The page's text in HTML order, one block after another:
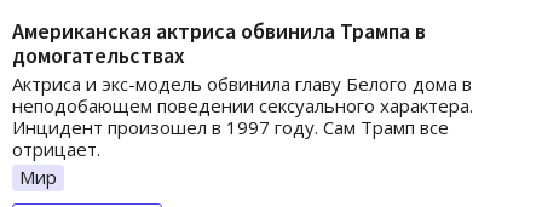
Американская актриса обвинила Трампа в
домогательствах
Актриса и экс-модель обвинила главу Белого дома в
неподобающем поведении сексуального характера.
Инцидент произошел в 1997 году. Сам Трамп все
отрицает.
Мир